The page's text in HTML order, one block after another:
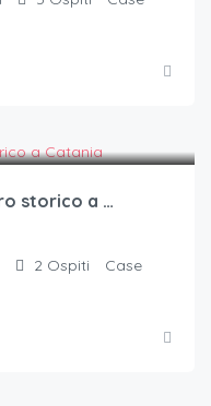
Casa vacanze in pieno centro storico a Catania
2 Ospiti
Case